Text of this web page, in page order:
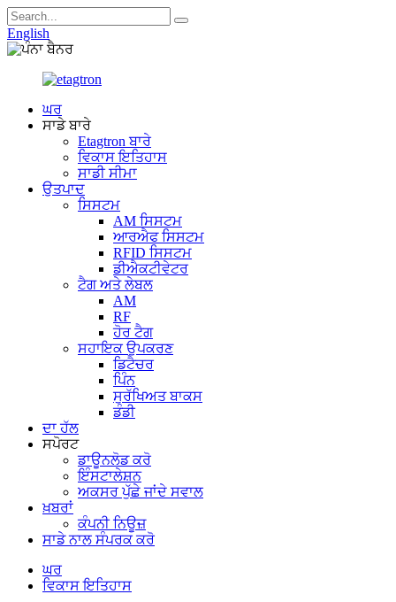
English
ਘਰ
ਸਾਡੇ ਬਾਰੇ
Etagtron ਬਾਰੇ
ਵਿਕਾਸ ਇਤਿਹਾਸ
ਸਾਡੀ ਸੀਮਾ
ਉਤਪਾਦ
ਸਿਸਟਮ
AM ਸਿਸਟਮ
ਆਰਐਫ ਸਿਸਟਮ
RFID ਸਿਸਟਮ
ਡੀਐਕਟੀਵੇਟਰ
ਟੈਗ ਅਤੇ ਲੇਬਲ
AM
RF
ਹੋਰ ਟੈਗ
ਸਹਾਇਕ ਉਪਕਰਣ
ਡਿਟੈਚਰ
ਪਿੰਨ
ਸੁਰੱਖਿਅਤ ਬਾਕਸ
ਡੰਡੀ
ਦਾ ਹੱਲ
ਸਪੋਰਟ
ਡਾਊਨਲੋਡ ਕਰੋ
ਇੰਸਟਾਲੇਸ਼ਨ
ਅਕਸਰ ਪੁੱਛੇ ਜਾਂਦੇ ਸਵਾਲ
ਖ਼ਬਰਾਂ
ਕੰਪਨੀ ਨਿਊਜ਼
ਸਾਡੇ ਨਾਲ ਸੰਪਰਕ ਕਰੋ
ਘਰ
ਵਿਕਾਸ ਇਤਿਹਾਸ